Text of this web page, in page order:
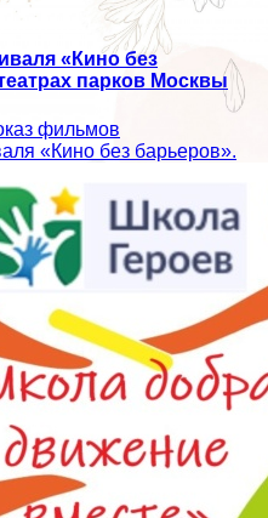
«Кино без
парков Москвы
фильмов
«Кино без барьеров».